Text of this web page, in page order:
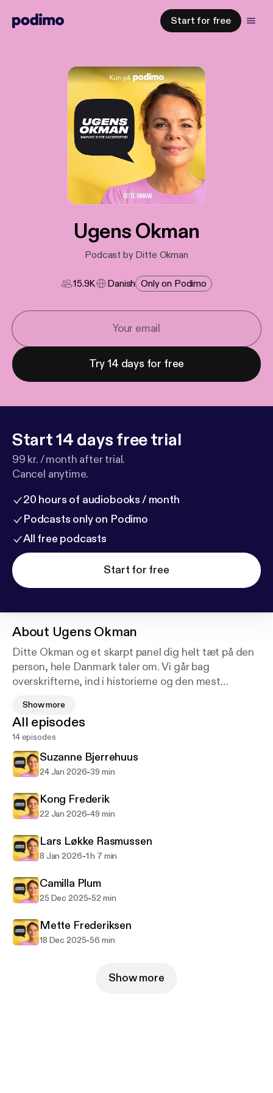
Start for free
Ugens Okman
Podcast by Ditte Okman
15.9K Danish Only on Podimo
Try 14 days for free
Start 14 days free trial
99 kr. / month after trial.
Cancel anytime.
20 hours of audiobooks / month
Podcasts only on Podimo
All free podcasts
Start for free
About Ugens Okman
Ditte Okman og et skarpt panel dig helt tæt på den
person, hele Danmark taler om. Vi går bag
overskrifterne, ind i historierne og den mest
kommer de fra? Og hvilke hemmeligheder gemmer
sig bag facaden? Ugens Okman er dit ugentlige,
tabloide portrætprogram - til dig, der elsker kulørte
historier, ærlige meninger og godt selskab.
hver torsdag.
@ditteokman
Redaktør: Sarah Ørsted/ Maja Mazor
Produktion, mix og klip: Jakob Ranum
Show more
All episodes
14 episodes
Suzanne Bjerrehuus
24 Jan 2026-39 min
Kong Frederik
22 Jan 2026-49 min
Lars Løkke Rasmussen
8 Jan 2026-1 h 7 min
Camilla Plum
25 Dec 2025-52 min
Mette Frederiksen
18 Dec 2025-56 min
Show more